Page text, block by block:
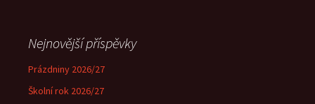
Nejnovější příspěvky
Prázdniny 2026/27
Školní rok 2026/27